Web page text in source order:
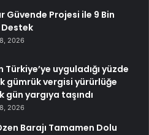
Güvende Projesi ile 9 Bin
2026
Türkiye’ye uyguladığı yüzde
gümrük vergisi yürürlüğe
gün yargıya taşındı
2026
Barajı Tamamen Dolu